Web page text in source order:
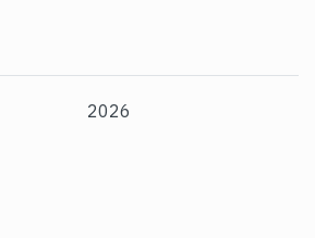
2026